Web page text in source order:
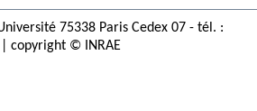
75338 Paris Cedex 07 - tél. :
copyright © INRAE